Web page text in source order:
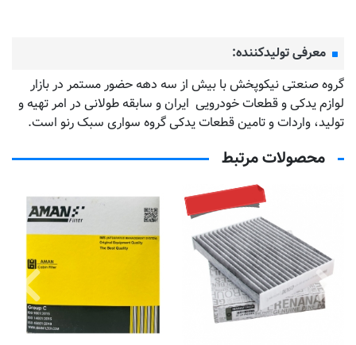
معرفی تولیدکننده:
گروه صنعتی نیکوپخش با بیش از سه دهه حضور مستمر در بازار
لوازم یدکی و قطعات خودرویی ایران و سابقه طولانی در امر تهیه و
تولید، واردات و تامین قطعات یدکی گروه سواری سبک رنو است.
محصولات مرتبط
تماس بگیرید